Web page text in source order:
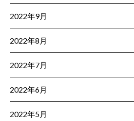
2022年9月
2022年8月
2022年7月
2022年6月
2022年5月